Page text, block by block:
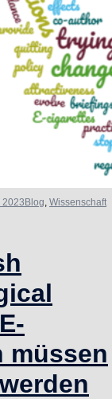
2023 Blog, Wissenschaft
müssen